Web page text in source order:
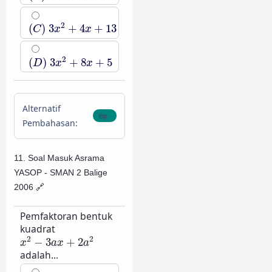
(C) 3x2 + 4x + 13
(C) 3x2 4 x+ 13
(D) 3x2 + 8x + 5
(D) 3x 2 8 x
Alternatif
Pembahasan:
11. Soal Masuk Asrama
YASOP - SMAN 2 Balige
2006 🔗
Pemfaktoran bentuk
kuadrat
x2 − 3ax + 2a2
x2−3ax+ 2 a2
adalah...